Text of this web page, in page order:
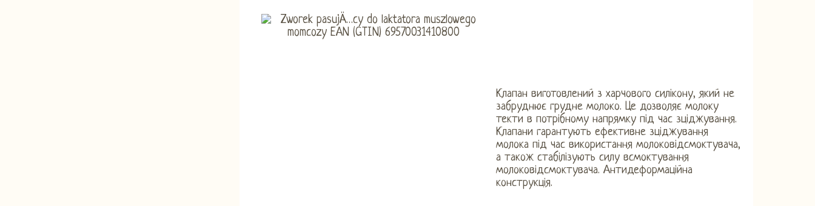
Клапан виготовлений з харчового силікону, який не
забруднює грудне молоко. Це дозволяє молоку
текти в потрібному напрямку під час зціджування.
Клапани гарантують ефективне зціджування
молока під час використання молоковідсмоктувача,
а також стабілізують силу всмоктування
молоковідсмоктувача. Антидеформаційна
конструкція.